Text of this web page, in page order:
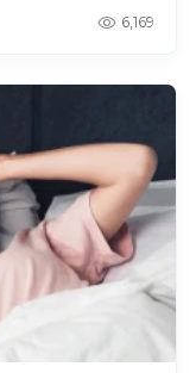
6,169